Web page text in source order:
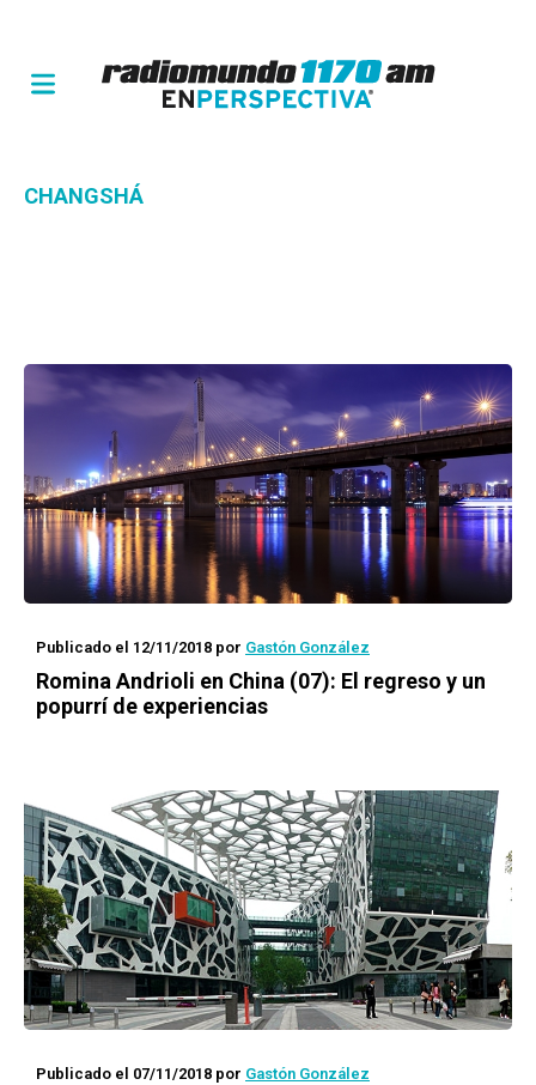
CHANGSHÁ
Publicado el 12/11/2018 por Gastón González
Romina Andrioli en China (07): El regreso y un
popurrí de experiencias
Publicado el 07/11/2018 por Gastón González